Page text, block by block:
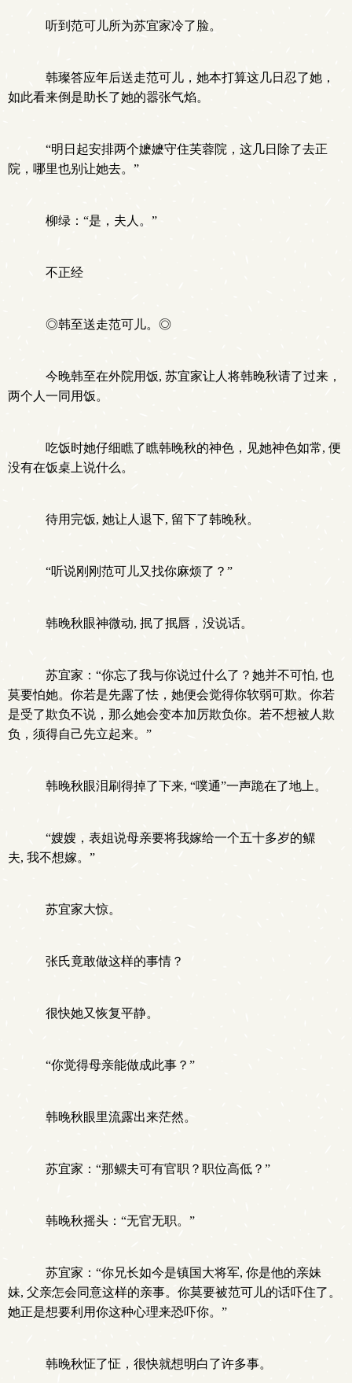
听到范可儿所为苏宜家冷了脸。
韩璨答应年后送走范可儿，她本打算这几日忍了她，
如此看来倒是助长了她的嚣张气焰。
“明日起安排两个嬷嬷守住芙蓉院，这几日除了去正
院，哪里也别让她去。”
柳绿：“是，夫人。”
不正经
◎韩至送走范可儿。◎
今晚韩至在外院用饭, 苏宜家让人将韩晚秋请了过来，
两个人一同用饭。
吃饭时她仔细瞧了瞧韩晚秋的神色，见她神色如常, 便
没有在饭桌上说什么。
待用完饭, 她让人退下, 留下了韩晚秋。
“听说刚刚范可儿又找你麻烦了？”
韩晚秋眼神微动, 抿了抿唇，没说话。
苏宜家：“你忘了我与你说过什么了？她并不可怕, 也
莫要怕她。你若是先露了怯，她便会觉得你软弱可欺。你若
是受了欺负不说，那么她会变本加厉欺负你。若不想被人欺
负，须得自己先立起来。”
韩晚秋眼泪刷得掉了下来, “噗通”一声跪在了地上。
“嫂嫂，表姐说母亲要将我嫁给一个五十多岁的鳏
夫, 我不想嫁。”
苏宜家大惊。
张氏竟敢做这样的事情？
很快她又恢复平静。
“你觉得母亲能做成此事？”
韩晚秋眼里流露出来茫然。
苏宜家：“那鳏夫可有官职？职位高低？”
韩晚秋摇头：“无官无职。”
苏宜家：“你兄长如今是镇国大将军, 你是他的亲妹
妹, 父亲怎会同意这样的亲事。你莫要被范可儿的话吓住了。
她正是想要利用你这种心理来恐吓你。”
韩晚秋怔了怔，很快就想明白了许多事。